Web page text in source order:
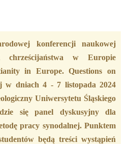
konferencji naukowej
chrześcijaństwa w Europie
in Europe. Questions on
w dniach 4 - 7 listopada 2024
Uniwersytetu Śląskiego
się panel dyskusyjny dla
pracy synodalnej. Punktem
będą treści wystąpień